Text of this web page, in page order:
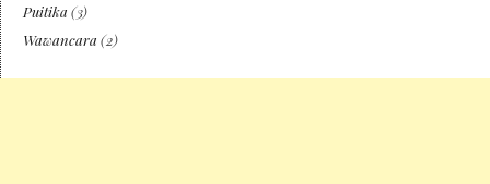
Puitika (3)
Wawancara (2)